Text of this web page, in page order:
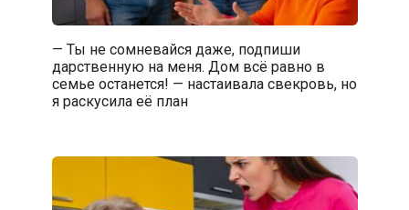
— Ты не сомневайся даже, подпиши
дарственную на меня. Дом всё равно в
семье останется! — настаивала свекровь, но
я раскусила её план